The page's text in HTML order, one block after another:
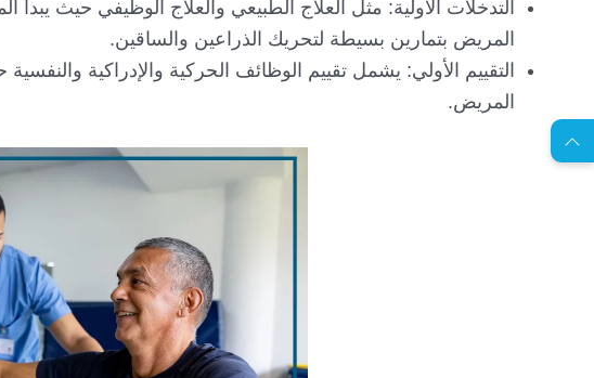
التدخلات الأولية: مثل العلاج الطبيعي والعلاج الوظيفي حيث
المريض بتمارين بسيطة لتحريك الذراعين والساقين.
التقييم الأولي: يشمل تقييم الوظائف الحركية والإدراكية
المريض.
ل
ا
س
ت
ش
ا
ر
ة
م
ج
ا
ن
ي
ة